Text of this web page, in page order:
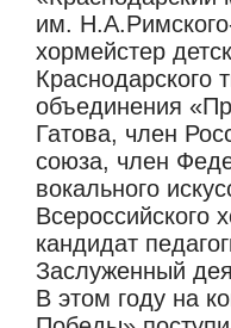
им.
хормейстер
Краснодарского
объединения
Гатова, член
союза, член
вокального
Всероссийского
кандидат
Заслуженный
В этом году на